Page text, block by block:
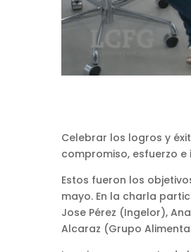
Celebrar los logros y
compromiso, esfuerzo e
Estos fueron los
mayo. En la charla
Jose Pérez (Ingelor),
Alcaraz (Grupo